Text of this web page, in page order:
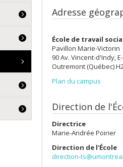
Adresse
École de travail
Pavillon Marie-Victorin
90 Av. Vincent-d'Indy,
Outremont (Québec)
Plan du campus
Direction de
Directrice
Marie-Andrée Poirier
Direction de l'École
direction-